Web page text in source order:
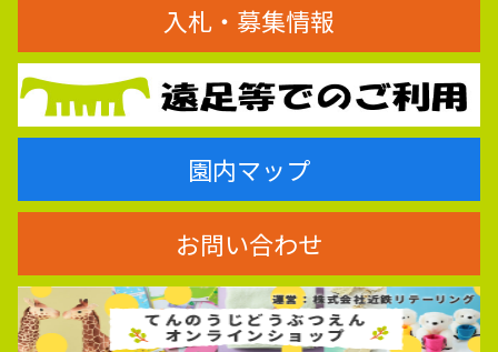
入札・募集情報
園内マップ
お問い合わせ